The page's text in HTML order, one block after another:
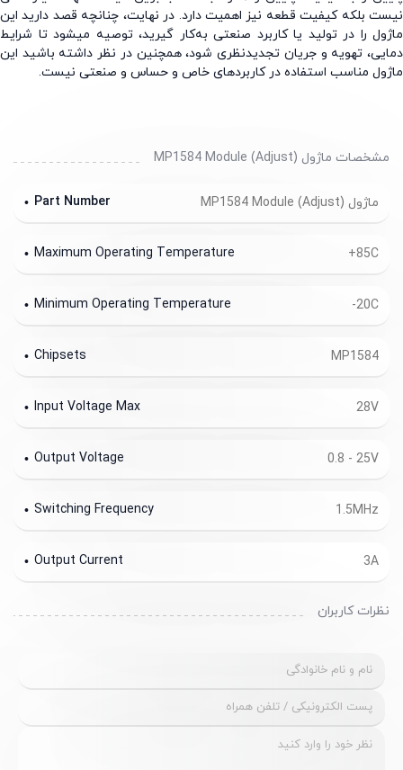
بلکه کیفیت قطعه نیز اهمیت دارد. در نهایت، چنانچه قصد دارید این
را در تولید یا کاربرد صنعتی به‌کار گیرید، توصیه میشود تا شرایط
تهویه و جریان تجدیدنظری شود، همچنین در نظر داشته باشید این
مناسب استفاده در کاربردهای خاص و حساس و صنعتی نیست.
مشخصات ماژول MP1584 Module (Adjust)
ماژول MP1584 Module (Adjust) Part Number
+85C
Maximum Operating Temperature
-20C
Minimum Operating Temperature
MP1584
Chipsets
28V
Input Voltage Max
0.8 - 25V
Output Voltage
1.5MHz
Switching Frequency
3A
Output Current
نظرات کاربران